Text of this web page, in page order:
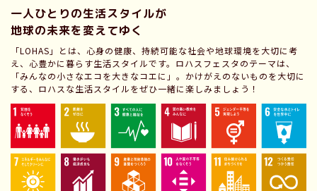
一人ひとりの生活スタイルが
地球の未来を変えてゆく
「LOHAS」とは、心身の健康、持続可能な社会や地球環境を大切に考
え、心豊かに暮らす生活スタイルです。ロハスフェスタのテーマは、
「みんなの小さなエコを大きなコエに」。かけがえのないものを大切に
する、ロハスな生活スタイルをぜひ一緒に楽しみましょう！